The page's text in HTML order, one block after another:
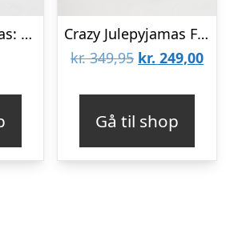
Årets julepyjamas: Unicef Pyjamas – dame / kvinder.
Crazy Julepyjamas Flannel Navy – herre / mænd.
kr.349,95 Den
var:
kr. 349,95.
kr. 249,00Den
kr.
Gå til shop